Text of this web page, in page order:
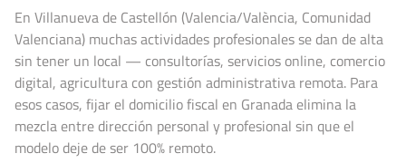
En Villanueva de Castellón (Valencia/València, Comunidad
Valenciana) muchas actividades profesionales se dan de alta
sin tener un local — consultorías, servicios online, comercio
digital, agricultura con gestión administrativa remota. Para
esos casos, fijar el domicilio fiscal en Granada elimina la
mezcla entre dirección personal y profesional sin que el
modelo deje de ser 100% remoto.